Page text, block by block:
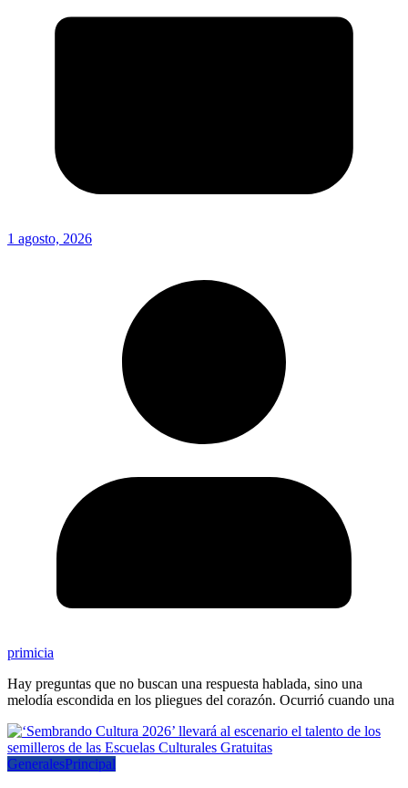
1 agosto, 2026
primicia
Hay preguntas que no buscan una respuesta hablada, sino una
melodía escondida en los pliegues del corazón. Ocurrió cuando una
GeneralesPrincipal